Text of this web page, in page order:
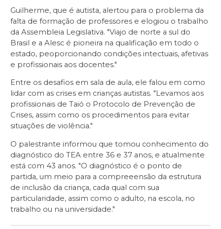
Guilherme, que é autista, alertou para o problema da
falta de formação de professores e elogiou o trabalho
da Assembleia Legislativa. "Viajo de norte a sul do
Brasil e a Alesc é pioneira na qualificação em todo o
estado, peoporcionando condições intectuais, afetivas
e profissionais aos docentes."
Entre os desafios em sala de aula, ele falou em como
lidar com as crises em crianças autistas. "Levamos aos
profissionais de Taió o Protocolo de Prevenção de
Crises, assim como os procedimentos para evitar
situações de violência."
O palestrante informou que tomou conhecimento do
diagnóstico do TEA entre 36 e 37 anos, e atualmente
está com 43 anos. "O diagnóstico é o ponto de
partida, um meio para a compreeensão da estrutura
de inclusão da criança, cada qual com sua
particularidade, assim como o adulto, na escola, no
trabalho ou na universidade."